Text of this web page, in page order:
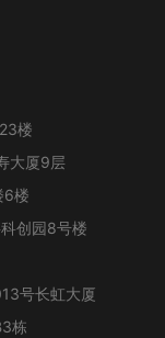
楼
大厦9层
6楼
创园8号楼
号长虹大厦
栋